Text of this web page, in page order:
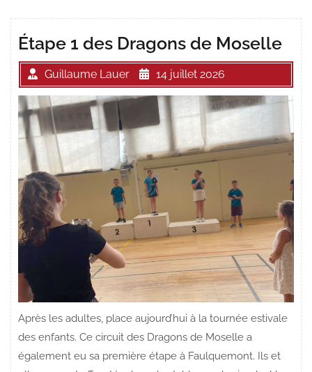
Étape 1 des Dragons de Moselle
Guillaume Lauer 14 juillet 2026
Après les adultes, place aujourd’hui à la tournée estivale
des enfants. Ce circuit des Dragons de Moselle a
également eu sa première étape à Faulquemont. Ils et